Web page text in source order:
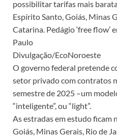
possibilitar tarifas mais
Espírito Santo, Goiás, Minas
Catarina. Pedágio ‘free flow’
Paulo
Divulgação/EcoNoroeste
O governo federal pretende
setor privado com contratos
semestre de 2025 –um
“inteligente”, ou “light”.
As estradas em estudo ficam
Goiás, Minas Gerais, Rio de